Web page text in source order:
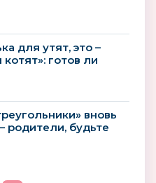
для утят, это –
готов ли
вновь
родители, будьте